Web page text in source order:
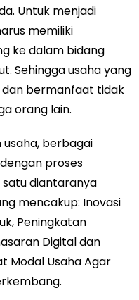
Untuk menjadi
memiliki
ke dalam bidang
Sehingga usaha yang
bermanfaat tidak
orang lain.
berbagai
proses
diantaranya
mencakup: Inovasi
Peningkatan
Digital dan
Modal Usaha Agar